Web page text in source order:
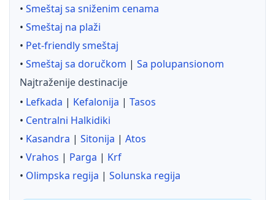
• Smeštaj sa sniženim cenama
• Smeštaj na plaži
• Pet-friendly smeštaj
• Smeštaj sa doručkom | Sa polupansionom
Najtraženije destinacije
• Lefkada | Kefalonija | Tasos
• Centralni Halkidiki
• Kasandra | Sitonija | Atos
• Vrahos | Parga | Krf
• Olimpska regija | Solunska regija